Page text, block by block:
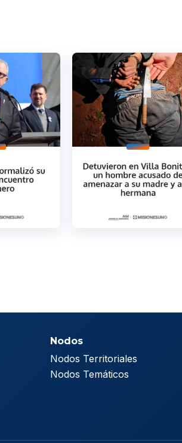
Nodos
Nodos Territoriales
Nodos Temáticos